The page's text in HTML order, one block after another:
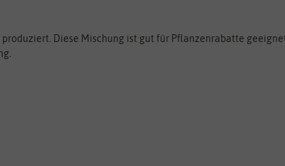
Diese Mischung ist gut für Pflanzenrabatte